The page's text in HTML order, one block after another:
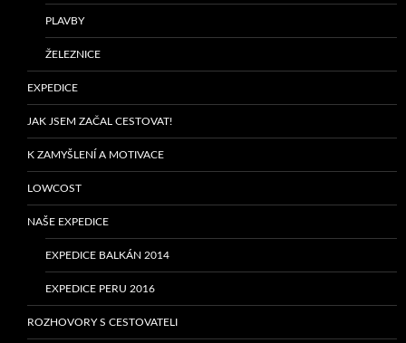
PLAVBY
ŽELEZNICE
EXPEDICE
JAK JSEM ZAČAL CESTOVAT!
K ZAMYŠLENÍ A MOTIVACE
LOWCOST
NAŠE EXPEDICE
EXPEDICE BALKÁN 2014
EXPEDICE PERU 2016
ROZHOVORY S CESTOVATELI